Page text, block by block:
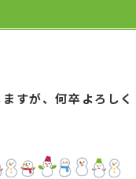
すが、何卒よろしく